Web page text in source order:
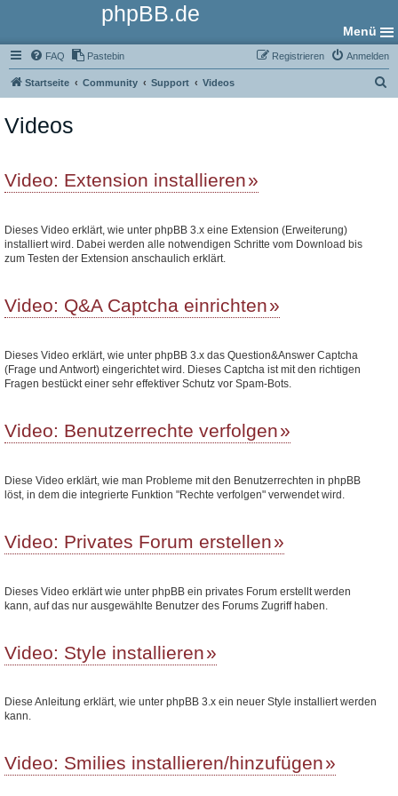
phpBB.de
Menü
FAQ Pastebin Anmelden
Registrieren
Startseite Community Support Videos
Videos
Video: Extension installieren
Dieses Video erklärt, wie unter phpBB 3.x eine Extension (Erweiterung)
installiert wird. Dabei werden alle notwendigen Schritte vom Download bis
zum Testen der Extension anschaulich erklärt.
Video: Q&A Captcha einrichten
Dieses Video erklärt, wie unter phpBB 3.x das Question&Answer Captcha
(Frage und Antwort) eingerichtet wird. Dieses Captcha ist mit den richtigen
Fragen bestückt einer sehr effektiver Schutz vor Spam-Bots.
Video: Benutzerrechte verfolgen
Diese Video erklärt, wie man Probleme mit den Benutzerrechten in phpBB
löst, in dem die integrierte Funktion "Rechte verfolgen" verwendet wird.
Video: Privates Forum erstellen
Dieses Video erklärt wie unter phpBB ein privates Forum erstellt werden
kann, auf das nur ausgewählte Benutzer des Forums Zugriff haben.
Video: Style installieren
Diese Anleitung erklärt, wie unter phpBB 3.x ein neuer Style installiert werden
kann.
Video: Smilies installieren/hinzufügen